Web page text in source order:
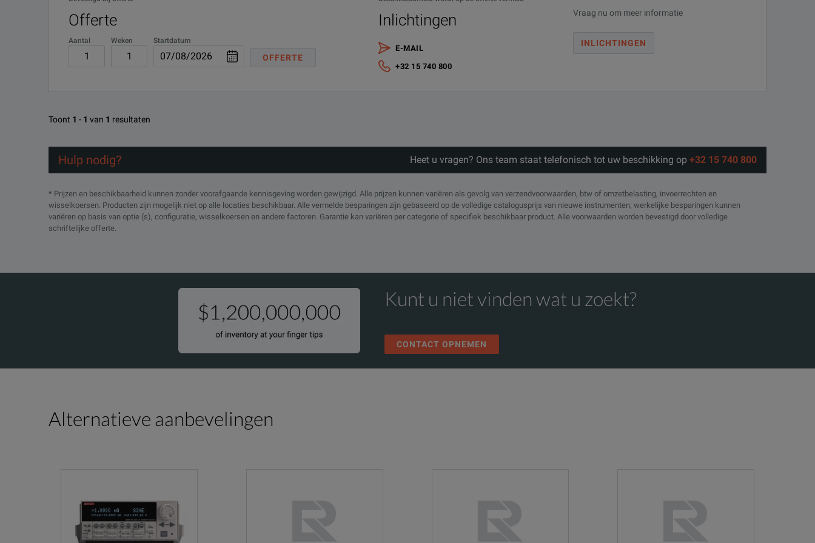
Offerte
Aantal Weken Startdatum
OFFERTE
Inlichtingen
E-MAIL
+32 15 740 800
Vraag nu om meer informatie
INLICHTINGEN
Toont 1 - 1 van 1 resultaten
Hulp nodig? Heet u vragen? Ons team staat telefonisch tot uw beschikking op +32 15 740 800
* Prijzen en beschikbaarheid kunnen zonder voorafgaande kennisgeving worden gewijzigd. Alle prijzen kunnen variëren als gevolg van verzendvoorwaarden, btw of omzetbelasting, invoerrechten en
wisselkoersen. Producten zijn mogelijk niet op alle locaties beschikbaar. Alle vermelde besparingen zijn gebaseerd op de volledige catalogusprijs van nieuwe instrumenten; werkelijke besparingen kunnen
variëren op basis van optie (s), configuratie, wisselkoersen en andere factoren. Garantie kan variëren per categorie of specifiek beschikbaar product. Alle voorwaarden worden bevestigd door volledige
schriftelijke offerte.
Kunt u niet vinden wat u zoekt?
CONTACT OPNEMEN
Alternatieve aanbevelingen